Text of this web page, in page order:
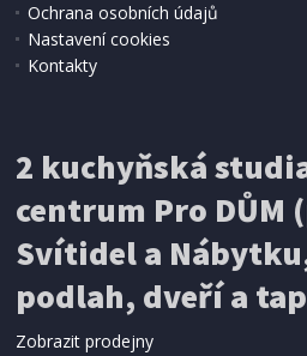
Ochrana osobních údajů
Nastavení cookies
Kontakty
2 kuchyňská
centrum Pro DŮM
Svítidel a
podlah, dveří a
Zobrazit prodejny